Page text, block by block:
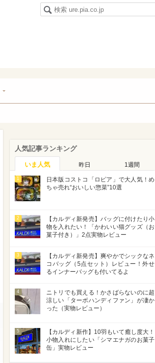
人気記事ランキング
いま人気 昨日 1週間
1
日本版コストコ「ロピア」で大人気！め
ちゃ売れ“おいしい惣菜”10選
2
【カルディ新発売】バッグに付けたり小
物を入れたい！「かわいい猫グッズ（お
菓子付き）」2点実物レビュー
3
【カルディ新発売】爽やかでシックなネ
コバッグ（5点セット）レビュー！外せ
るインナーバッグも付いてるよ
4
ニトリでも買える！かさばらないのに超
涼しい「ターボハンディファン」が凄か
った（実物レビュー）
5
【カルディ新作】10羽もいて癒し度大！
小物入れにしたい「シマエナガのお菓子
缶」実物レビュー